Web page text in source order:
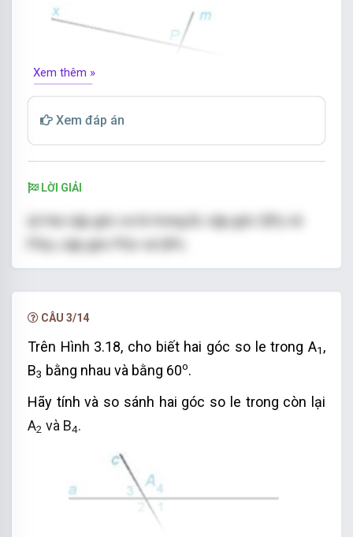
Xem thêm »
Xem đáp án
LỜI GIẢI
a) Hai cặp góc so le trong là: cặp góc QPy và
PQu; cặp góc PQv và QPx.
CÂU 3/14
Trên Hình 3.18, cho biết hai góc so le trong A1 ,
B3 bằng nhau và bằng 60o.
Hãy tính và so sánh hai góc so le trong còn lại
A2 và B4.